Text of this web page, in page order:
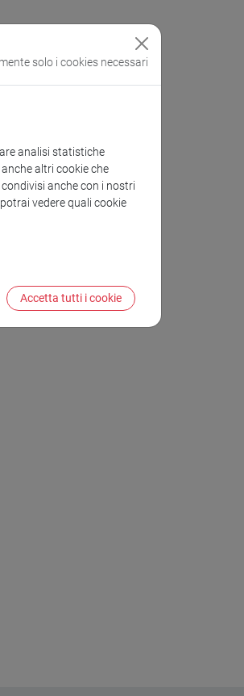
solo i cookies necessari
analisi statistiche
altri cookie che
anche con i nostri
vedere quali cookie
Accetta tutti i cookie